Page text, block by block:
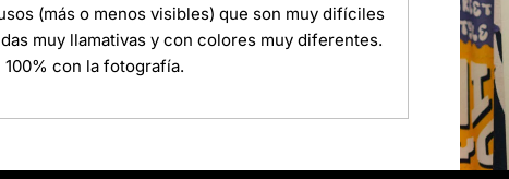
(más o menos visibles) que son muy difíciles
muy llamativas y con colores muy diferentes.
con la fotografía.